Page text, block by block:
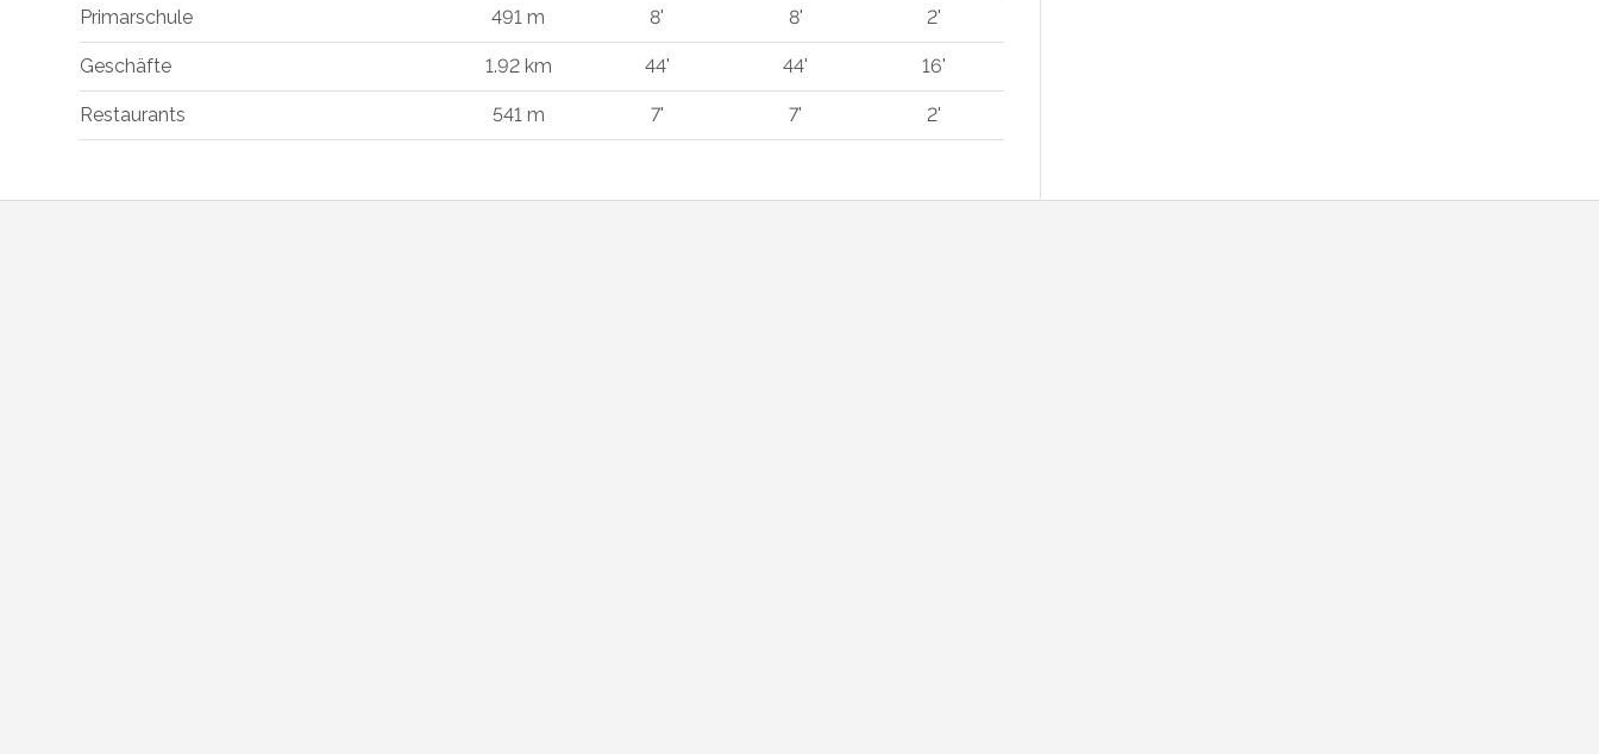
Primarschule 491 m 8' 8' 2'
Geschäfte 1.92 km 44' 44' 16'
Restaurants 541 m 7' 7' 2'